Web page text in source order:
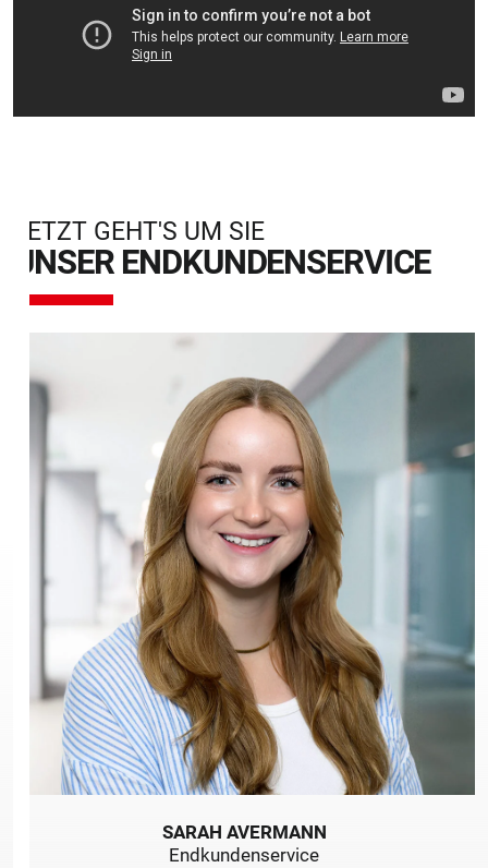
JETZT GEHT'S UM SIE
UNSER ENDKUNDENSERVICE
SARAH AVERMANN
Endkundenservice